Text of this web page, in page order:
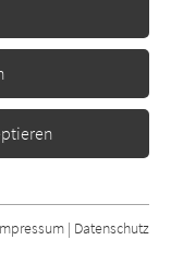
der
die Webseite
| Datenschutz